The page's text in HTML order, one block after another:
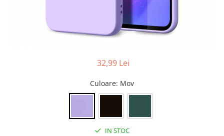
Huse Realme
32,99 Lei
Culoare: Mov
IN STOC